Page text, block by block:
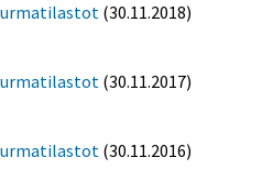
(30.11.2018)
(30.11.2017)
(30.11.2016)